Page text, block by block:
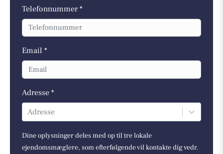
Telefonnummer *
Email *
Adresse *
Adresse
Dine oplysninger deles med op til tre lokale
ejendomsmæglere, som efterfølgende vil kontakte dig vedr.